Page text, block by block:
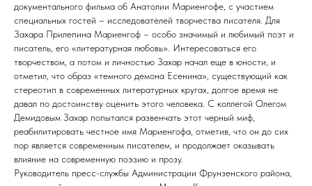
документального фильма об Анатолии Мариенгофе, с участием
специальных гостей – исследователей творчества писателя. Для
Захара Прилепина Мариенгоф – особо значимый и любимый поэт и
писатель, его «литературная любовь». Интересоваться его
творчеством, а потом и личностью Захар начал еще в юности, и
отметил, что образ «темного демона Есенина», существующий как
стереотип в современных литературных кругах, долгое время не
давал по достоинству оценить этого человека. С коллегой Олегом
Демидовым Захар попытался развенчать этот черный миф,
реабилитировать честное имя Мариенгофа, отметив, что он до сих
пор является современным писателем, и продолжает оказывать
влияние на современную поэзию и прозу.
Руководитель пресс-службы Администрации Фрунзенского района,